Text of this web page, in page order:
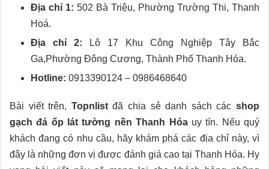
Địa chỉ 1: 502 Bà Triệu, Phường Trường Thi, Thanh
Hoá.
Địa chỉ 2: Lô 17 Khu Công Nghiệp Tây Bắc
Ga,Phường Đông Cương, Thành Phố Thanh Hóa.
Hotline: 0913390124 – 0986468640
Bài viết trên, Topnlistđã chia sẻ danh sách cácshop
gạch đá ốp lát tường nền Thanh Hóauy tín. Nếu quý
khách đang có nhu cầu, hãy khám phá các địa chỉ này, vì
đây là những đơn vị được đánh giá cao tại Thanh Hóa. Hy